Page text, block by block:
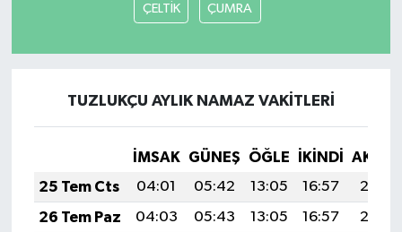
ÇELTİK ÇUMRA
TUZLUKÇU AYLIK NAMAZ VAKITLERI
İMSAK GÜNEŞ ÖĞLE İKINDI
25 Tem Cts
04:01 05:42 13:05 16:57
20:18
26 Tem Paz
04:03 05:43 13:05 16:57
20:17